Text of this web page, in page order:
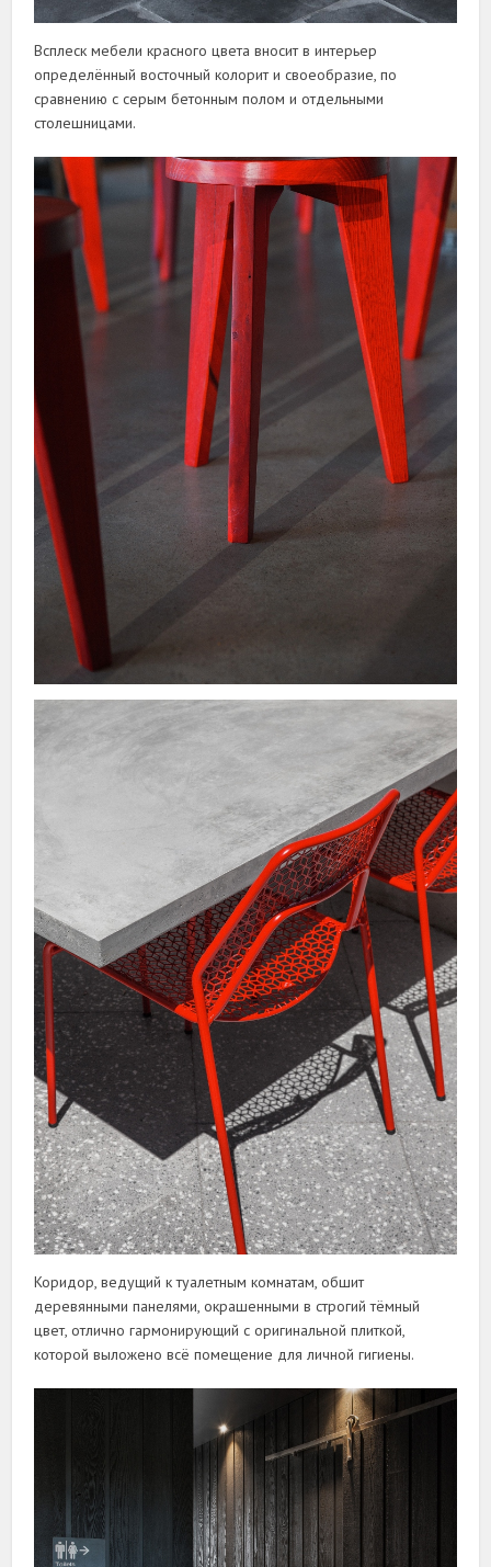
Всплеск мебели красного цвета вносит в интерьер
определённый восточный колорит и своеобразие, по
сравнению с серым бетонным полом и отдельными
столешницами.
Коридор, ведущий к туалетным комнатам, обшит
деревянными панелями, окрашенными в строгий тёмный
цвет, отлично гармонирующий с оригинальной плиткой,
которой выложено всё помещение для личной гигиены.